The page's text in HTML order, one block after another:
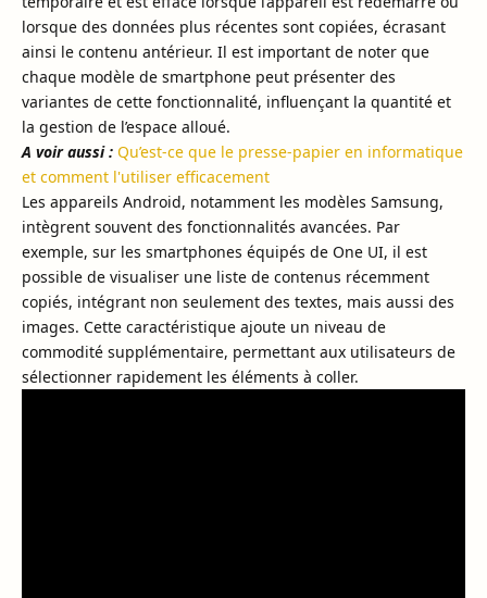
lorsque des données plus récentes sont copiées, écrasant
ainsi le contenu antérieur. Il est important de noter que
chaque modèle de smartphone peut présenter des
variantes de cette fonctionnalité, influençant la quantité et
la gestion de l’espace alloué.
A voir aussi : Qu’est-ce que le presse-papier en informatique
et comment l'utiliser efficacement
Les appareils Android, notamment les modèles Samsung,
intègrent souvent des fonctionnalités avancées. Par
exemple, sur les smartphones équipés de One UI, il est
possible de visualiser une liste de contenus récemment
copiés, intégrant non seulement des textes, mais aussi des
images. Cette caractéristique ajoute un niveau de
commodité supplémentaire, permettant aux utilisateurs de
sélectionner rapidement les éléments à coller.